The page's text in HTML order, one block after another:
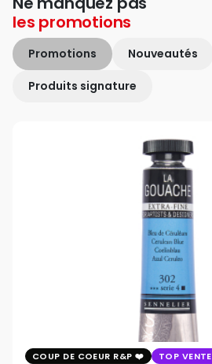
les promotions
Promotions Nouveautés
Produits signature
COUP DE COEUR R&P TOP VENTE